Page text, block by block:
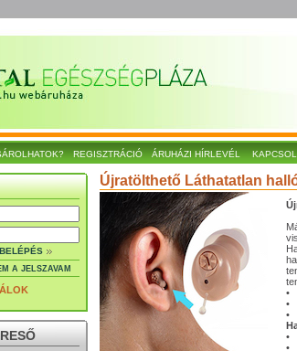
REGISZTRÁCIÓ ÁRUHÁZI HÍRLEVÉL
BELÉPÉS
A JELSZAVAM
Újratölthető Láthatatlan
•
•
•
•
•